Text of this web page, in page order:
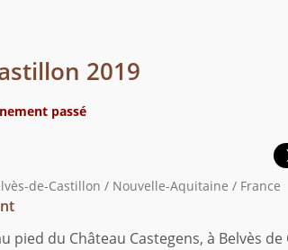
2019
passé
de-Castillon / Nouvelle-Aquitaine / France
pied du Château Castegens, à Belvès